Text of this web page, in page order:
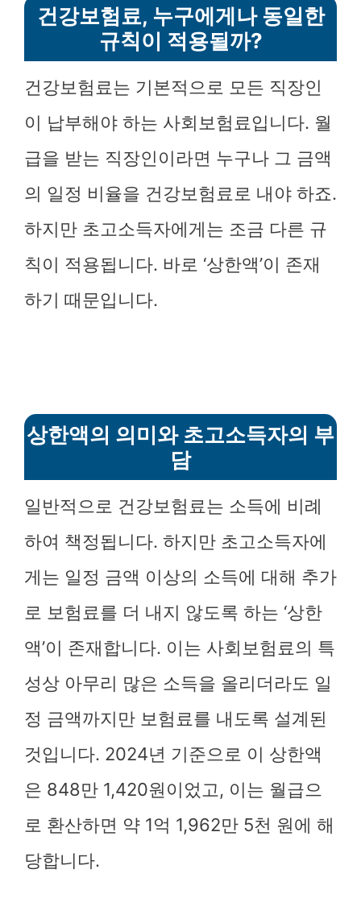
건강보험료, 누구에게나 동일한
규칙이 적용될까?
건강보험료는 기본적으로 모든 직장인
이 납부해야 하는 사회보험료입니다. 월
급을 받는 직장인이라면 누구나 그 금액
의 일정 비율을 건강보험료로 내야 하죠.
하지만 초고소득자에게는 조금 다른 규
칙이 적용됩니다. 바로 ‘상한액’이 존재
하기 때문입니다.
상한액의 의미와 초고소득자의 부
담
일반적으로 건강보험료는 소득에 비례
하여 책정됩니다. 하지만 초고소득자에
게는 일정 금액 이상의 소득에 대해 추가
로 보험료를 더 내지 않도록 하는 ‘상한
액’이 존재합니다. 이는 사회보험료의 특
성상 아무리 많은 소득을 올리더라도 일
정 금액까지만 보험료를 내도록 설계된
것입니다. 2024년 기준으로 이 상한액
은 848만 1,420원이었고, 이는 월급으
로 환산하면 약 1억 1,962만 5천 원에 해
당합니다.